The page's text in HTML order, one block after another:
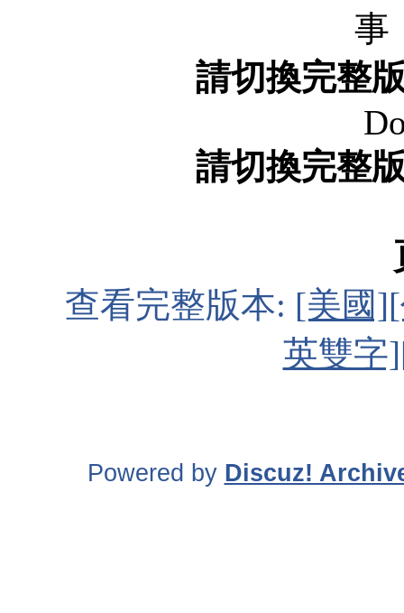
事
請切換完整
請切換完整
查看完整版本: [美國
英雙字
Powered by Discuz!